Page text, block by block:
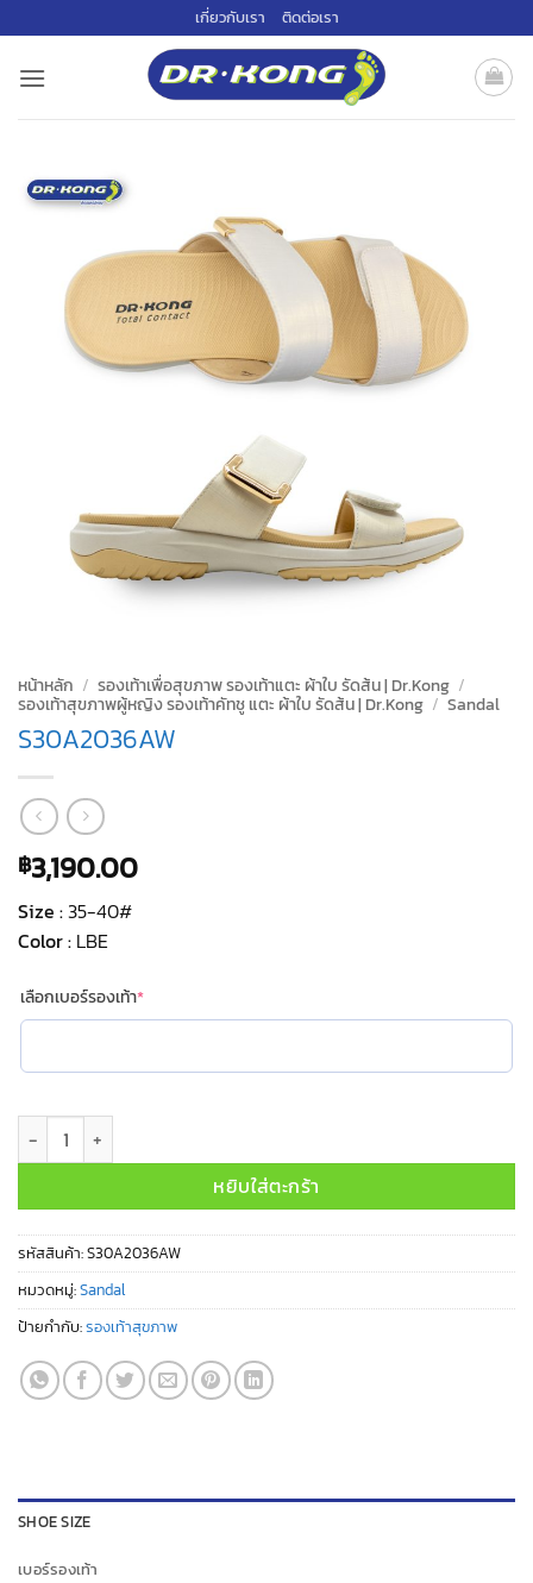
ไป
เกี่ยวกับเรา ติดต่อเรา
หน้าหลัก / รองเท้าเพื่อสุขภาพ รองเท้าแตะ ผ้าใบ รัดส้น | Dr.Kong /
รองเท้าสุขภาพผู้หญิง รองเท้าคัทชู แตะ ผ้าใบ รัดส้น | Dr.Kong / Sandal
S30A2036AW
฿3,190.00
Size :35-40#
Color : LBE
เลือกเบอร์รองเท้า*(required)
จำนวน S30A2036AW ชิ้น
หยิบใส่ตะกร้า
รหัสสินค้า:S30A2036AW
หมวดหมู่:Sandal
ป้ายกำกับ:รองเท้าสุขภาพ
SHOE SIZE
เบอร์รองเท้า